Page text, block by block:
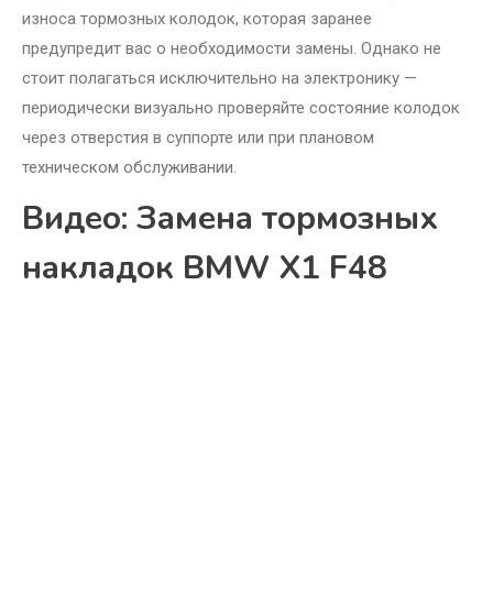
износа тормозных колодок, которая заранее
предупредит вас о необходимости замены. Однако не
стоит полагаться исключительно на электронику —
периодически визуально проверяйте состояние колодок
через отверстия в суппорте или при плановом
техническом обслуживании.
Видео: Замена тормозных
накладок BMW X1 F48